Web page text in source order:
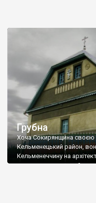
Грубна
Хоча Сокирянщина своєю
Кельменецький район,
Кельменеччину на
село на шляху до